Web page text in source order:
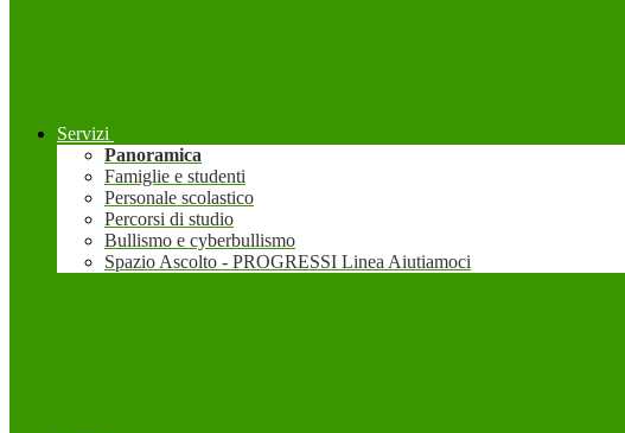
Servizi
Panoramica
Famiglie e studenti
Personale scolastico
Percorsi di studio
Bullismo e cyberbullismo
Spazio Ascolto - PROGRESSI Linea Aiutiamoci